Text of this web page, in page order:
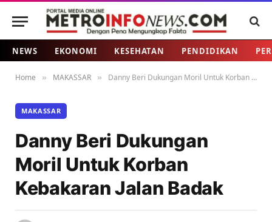
NEWS EKONOMI KESEHATAN PENDIDIKAN
Home » MAKASSAR » Danny Beri Dukungan Moril Untuk Korban Kebakaran Jalan Badak
MAKASSAR
Danny Beri Dukungan
Moril Untuk Korban
Kebakaran Jalan Badak